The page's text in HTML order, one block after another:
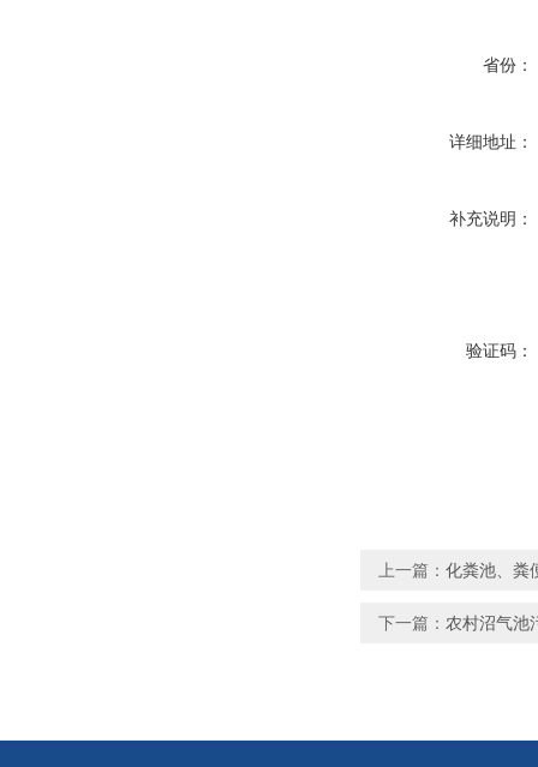
省份：
详细地址：
补充说明：
验证码：
上一篇： 化粪池、粪
下一篇： 农村沼气池